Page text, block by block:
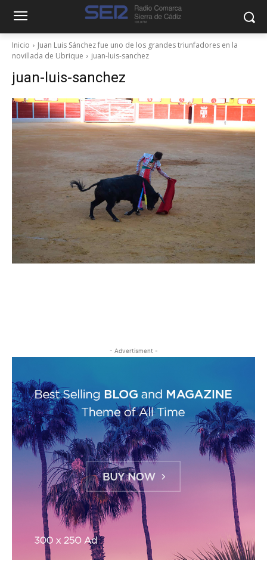
Inicio
Juan Luis Sánchez fue uno de los grandes triunfadores en la
novillada de Ubrique
juan-luis-sanchez
juan-luis-sanchez
- Advertisment -